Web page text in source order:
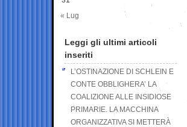
« Lug
Leggi gli ultimi articoli
inseriti
L’OSTINAZIONE DI SCHLEIN E
CONTE OBBLIGHERA’ LA
COALIZIONE ALLE INSIDIOSE
PRIMARIE. LA MACCHINA
ORGANIZZATIVA SI METTERÀ